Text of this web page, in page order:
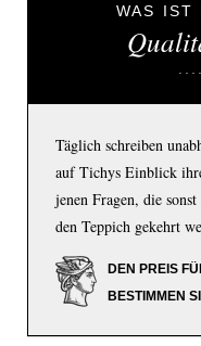
WAS IST
Täglich schreiben
auf Tichys Einblick
jenen Fragen, die
den Teppich gekehrt
DEN PREIS
BESTIMMEN